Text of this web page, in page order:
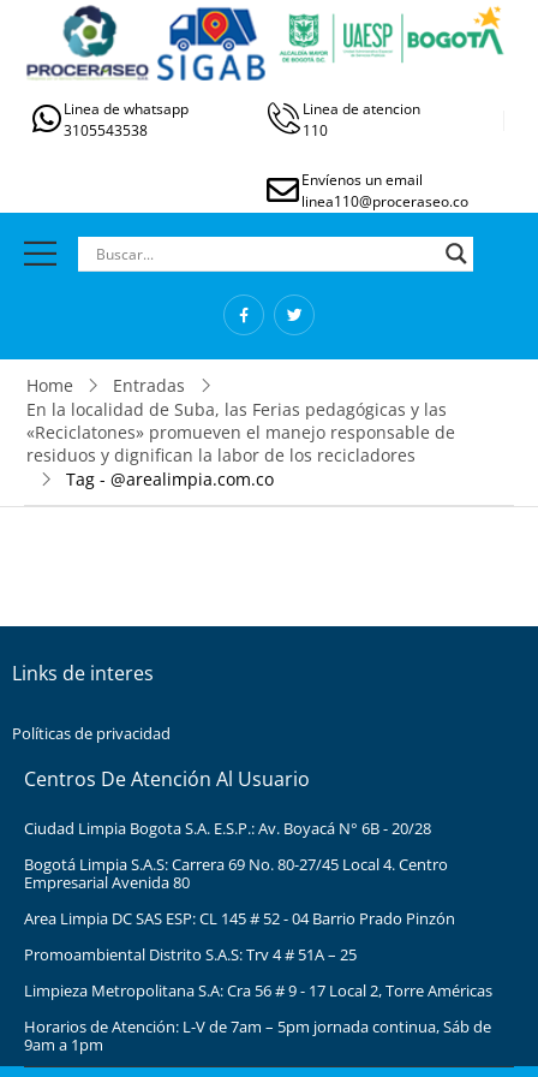
Linea de whatsapp
3105543538
Linea de atencion
110
Envíenos un email
linea110@proceraseo.co
Home
Entradas
En la localidad de Suba, las Ferias pedagógicas y las
«Reciclatones» promueven el manejo responsable de
residuos y dignifican la labor de los recicladores
Tag - @arealimpia.com.co
Links de interes
Políticas de privacidad
Centros De Atención Al Usuario
Ciudad Limpia Bogota S.A. E.S.P.: Av. Boyacá N° 6B - 20/28
Bogotá Limpia S.A.S: Carrera 69 No. 80-27/45 Local 4. Centro
Empresarial Avenida 80
Area Limpia DC SAS ESP: CL 145 # 52 - 04 Barrio Prado Pinzón
Promoambiental Distrito S.A.S: Trv 4 # 51A – 25
Limpieza Metropolitana S.A: Cra 56 # 9 - 17 Local 2, Torre Américas
Horarios de Atención: L-V de 7am – 5pm jornada continua, Sáb de
9am a 1pm